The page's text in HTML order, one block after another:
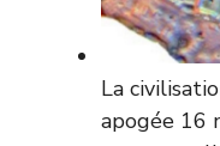
La
apogée 16